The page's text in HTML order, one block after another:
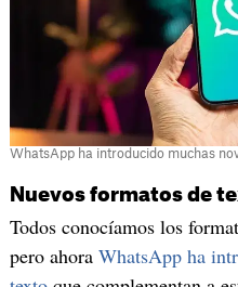
WhatsApp ha introducido muchas
Nuevos formatos de
Todos conocíamos los
pero ahora WhatsApp ha